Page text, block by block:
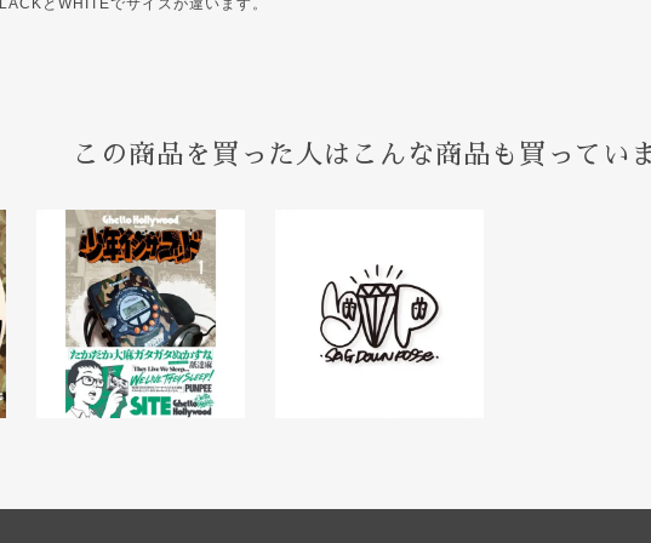
とWHITEでサイズが違います。
この商品を買った人はこんな商品も買ってい